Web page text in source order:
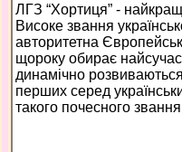
ЛГЗ “Хортиця” -
Високе звання
авторитетна
щороку обирає
динамічно
перших серед
такого почесного